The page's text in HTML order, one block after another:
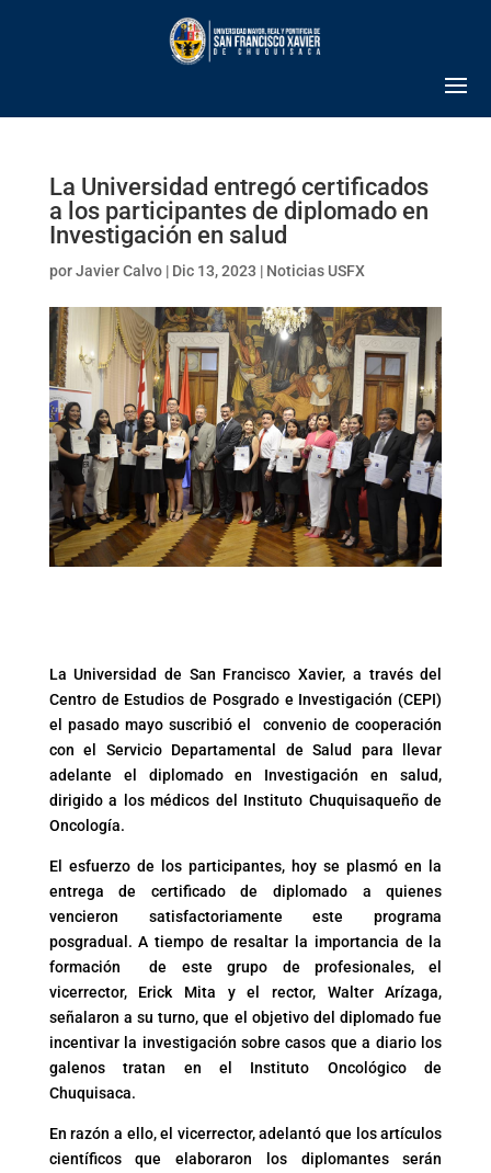
La Universidad entregó certificados
a los participantes de diplomado en
Investigación en salud
porJavier Calvo| Dic 13, 2023 | Noticias USFX
La Universidad de San Francisco Xavier, a través del
Centro de Estudios de Posgrado e Investigación (CEPI)
el pasado mayo suscribió el convenio de cooperación
con el Servicio Departamental de Salud para llevar
adelante el diplomado en Investigación en salud,
dirigido a los médicos del Instituto Chuquisaqueño de
Oncología.
El esfuerzo de los participantes, hoy se plasmó en la
entrega de certificado de diplomado a quienes
vencieron satisfactoriamente este programa
posgradual. A tiempo de resaltar la importancia de la
formación de este grupo de profesionales, el
vicerrector, Erick Mita y el rector, Walter Arízaga,
señalaron a su turno, que el objetivo del diplomado fue
incentivar la investigación sobre casos que a diario los
galenos tratan en el Instituto Oncológico de
Chuquisaca.
En razón a ello, el vicerrector, adelantó que los artículos
científicos que elaboraron los diplomantes serán